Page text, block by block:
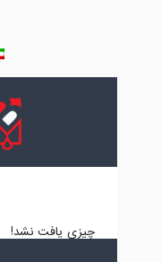
چیزی یافت نشد!